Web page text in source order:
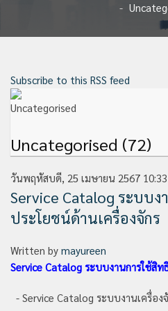
Subscribe to this RSS feed
Uncategorised (72)
วันพฤหัสบดี, 25 เมษายน 2567 10:33
Service Catalog ระบบ
ประโยชน์ด้านเครื่องจักร
Written by mayureen
Service Catalog ระบบงานการใช้สิ
- Service Catalog ระบบงานเครื่อง